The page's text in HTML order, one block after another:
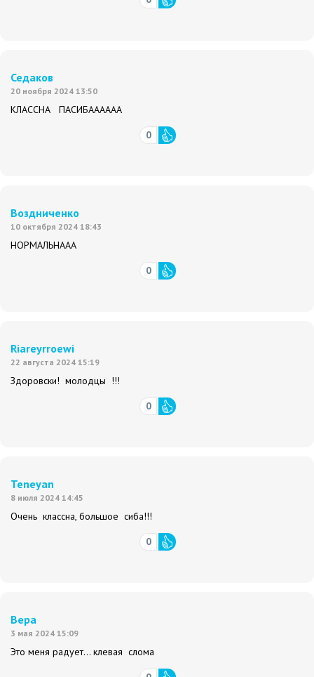
Седаков
20 ноября 2024 13:50
КЛАССНА ПАСИБАААААА
0
Воздниченко
10 октября 2024 18:43
НОРМАЛЬНААА
0
Riareyrroewi
22 августа 2024 15:19
Здоровски! молодцы !!!
0
Teneyan
8 июля 2024 14:45
Очень классна, большое сиба!!!
0
Вера
3 мая 2024 15:09
Это меня радует… клевая слома